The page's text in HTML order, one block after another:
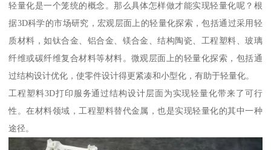
轻量化是一个笼统的概念。那么具体怎样做才能实现轻量化呢？根
据3D科学的市场研究，宏观层面上的轻量化探索，包括通过采用轻
质材料，如钛合金、铝合金、镁合金、结构陶瓷、工程塑料、玻璃
纤维或碳纤维复合材料等材料。微观层面上的轻量化探索，包括通
过结构设计优化，使零件设计得更紧凑和小型化，有助于轻量化。
工程塑料3D打印服务通过结构设计层面为实现轻量化带来了可行
性。在材料领域，工程塑料替代金属，也是实现轻量化的其中一种
途径。